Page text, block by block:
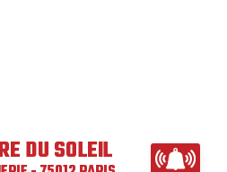
DU SOLEIL